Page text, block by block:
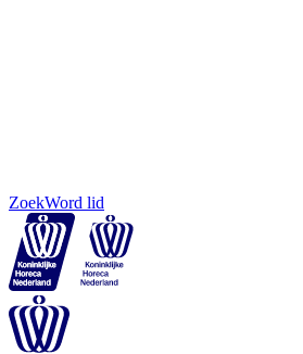
ZoekWord lid